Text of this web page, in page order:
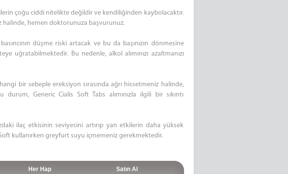
çoğu ciddi nitelikte değildir ve kendiliğinden kaybolacaktır.
halinde, hemen doktorunuza başvurunuz.
düşme riski artacak ve bu da başınızın dönmesine
uğratabilmektedir. Bu nedenle, alkol alımınızı azaltmanızı
bir sebeple ereksiyon sırasında ağrı hissetmeniz halinde,
Generic Cialis Soft Tabs alımınızla ilgili bir sıkıntı
ilaç etkisinin seviyesini artırıp yan etkilerin daha yüksek
kullanırken greyfurt suyu içmemeniz gerekmektedir.
Her Hap Satın Al